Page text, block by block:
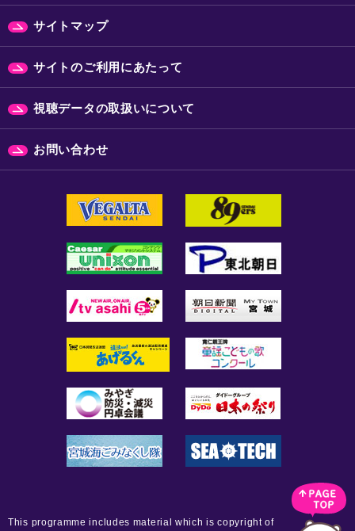
サイトマップ
サイトのご利用にあたって
視聴データの取扱いについて
お問い合わせ
This programme includes material which is copyright of